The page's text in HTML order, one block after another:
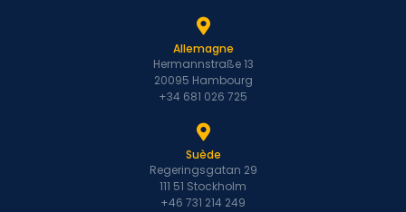
Allemagne
Hermannstraße 13
20095 Hambourg
+34 681 026 725
Suède
Regeringsgatan 29
111 51 Stockholm
+46 731 214 249